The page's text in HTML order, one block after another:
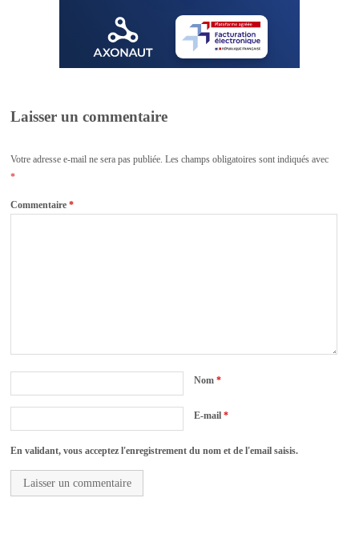
Laisser un commentaire
Votre adresse e-mail ne sera pas publiée. Les champs obligatoires sont indiqués avec
*
Commentaire*
Nom*
E-mail*
En validant, vous acceptez l'enregistrement du nom et de l'email saisis.